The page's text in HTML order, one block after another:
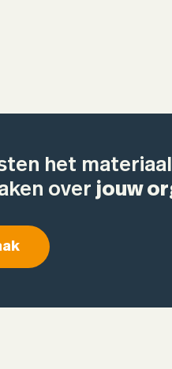
het
over jouw